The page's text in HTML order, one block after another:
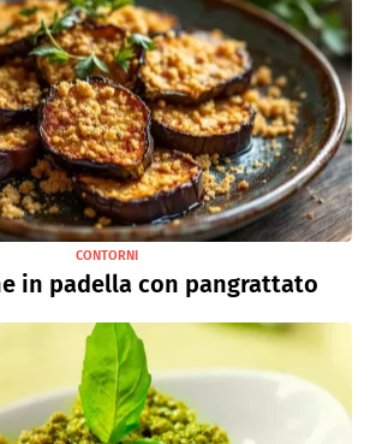
CONTORNI
in padella con pangrattato